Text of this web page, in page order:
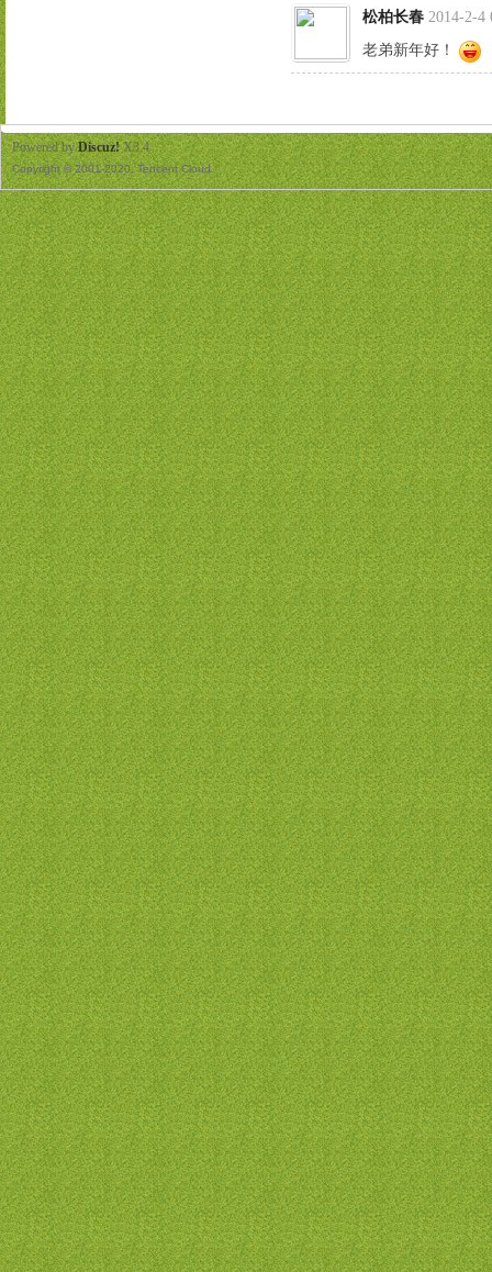
松柏长春 2014-2-4
老弟新年好！
Powered byDiscuz! X3.4
Copyright © 2001-2020, Tencent Cloud.